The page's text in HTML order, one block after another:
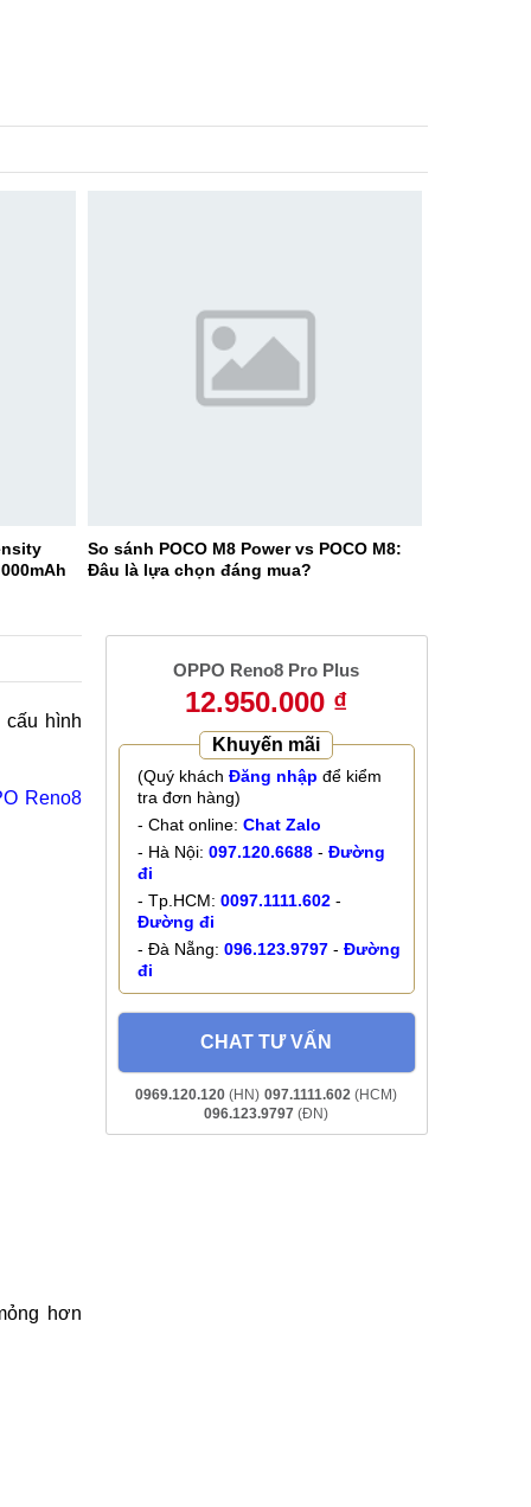
So sánh POCO M8 Power vs POCO M8:
Đâu là lựa chọn đáng mua?
cấu hình
Reno8
hơn
OPPO Reno8 Pro Plus
12.950.000 ₫
Khuyến mãi
(Quý khách Đăng nhập để kiểm
tra đơn hàng)
- Chat online: Chat Zalo
- Hà Nội: 097.120.6688- Đường
đi
- Tp.HCM: 0097.1111.602-
Đường đi
- Đà Nẵng: 096.123.9797- Đường
đi
CHAT TƯ VẤN
0969.120.120 (HN) 097.1111.602 (HCM)
096.123.9797 (ĐN)